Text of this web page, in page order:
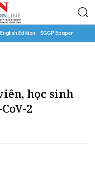
English Edition SGGP Epaper
học sinh
2